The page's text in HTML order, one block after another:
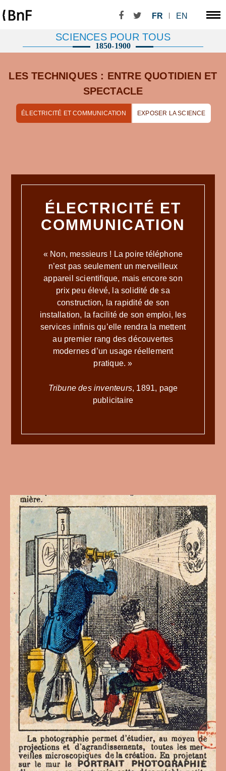
FR EN
SCIENCES POUR TOUS
1850-1900
LES TECHNIQUES : ENTRE QUOTIDIEN ET
SPECTACLE
ÉLECTRICITÉ ET COMMUNICATION EXPOSER LA SCIENCE
ÉLECTRICITÉ ET
COMMUNICATION
« Non, messieurs ! La poire téléphone
n’est pas seulement un merveilleux
appareil scientifique, mais encore son
prix peu élevé, la solidité de sa
construction, la rapidité de son
installation, la facilité de son emploi, les
services infinis qu’elle rendra la mettent
au premier rang des découvertes
modernes d’un usage réellement
pratique. »
Tribune des inventeurs, 1891, page
publicitaire